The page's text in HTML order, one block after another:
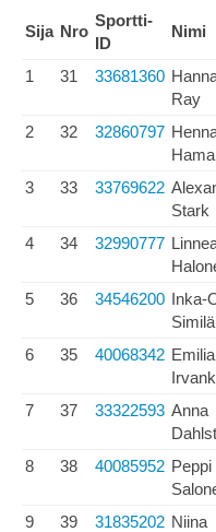
Sija Nro
Sportti-
ID
Nimi
1 31 33681360
Ray
2 32 32860797
3 33 33769622
Stark
4 34 32990777
5 36 34546200 Inka-
Similä
6 35 40068342 Emilia
7 37 33322593 Anna
8 38 40085952 Peppi
9 39 31835202 Niina